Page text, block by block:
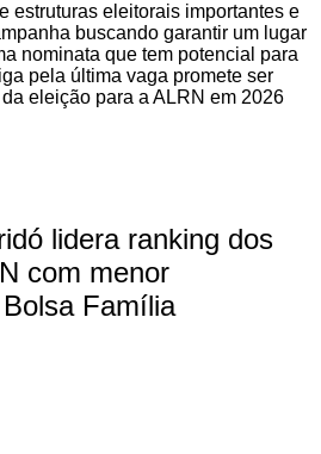
estruturas eleitorais importantes e
buscando garantir um lugar
nominata que tem potencial para
pela última vaga promete ser
eleição para a ALRN em 2026
lidera ranking dos
com menor
Família